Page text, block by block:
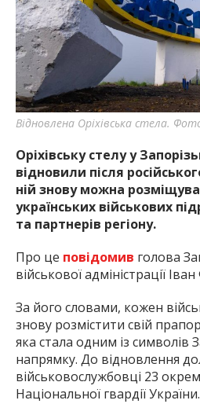
міста
Відновлена Оріхівська стела.
Оріхівську стелу у
відновили після
ній знову можна
українських військових
та партнерів регіону.
Про це повідомив голова
військової адміністрації
За його словами, кожен
знову розмістити свій прапор
яка стала одним із символів
напрямку. До відновлення
військовослужбовці 23
Національної гвардії України.